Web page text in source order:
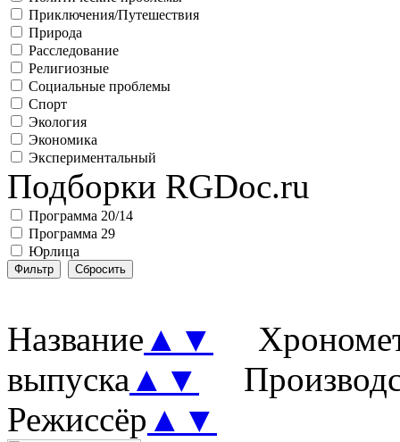
Приключения/Путешествия
Природа
Расследование
Религиозные
Социальные проблемы
Спорт
Экология
Экономика
Экспериментальный
Подборки RGDoc.ru
Программа 20/14
Программа 29
Юрлица
Название ▲ ▼
выпуска ▲ ▼
Режиссёр ▲ ▼